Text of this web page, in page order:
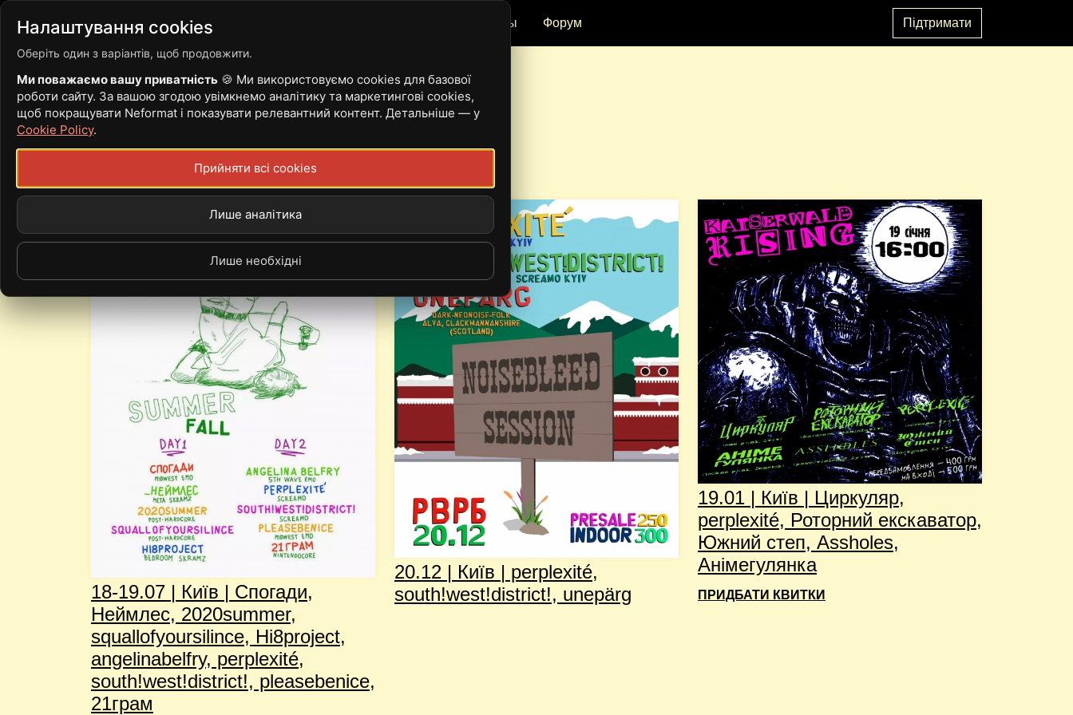
Війна Ивенты Форум Підтримати
PERPLEXITÉ
18-19.07 | Київ | Спогади,
Неймлес, 2020summer,
squallofyoursilince, Hi8project,
angelinabelfry, perplexité,
south!west!district!, pleasebenice,
21грам
20.12 | Київ | perplexité,
south!west!district!, unepärg
19.01 | Київ | Циркуляр,
perplexité, Роторний екскаватор,
Южний степ, Assholes,
Анімегулянка
ПРИДБАТИ КВИТКИ
Налаштування cookies
Оберіть один з варіантів, щоб продовжити.
Ми поважаємо вашу приватність 🍪 Ми використовуємо cookies для базової
роботи сайту. За вашою згодою увімкнемо аналітику та маркетингові cookies,
щоб покращувати Neformat і показувати релевантний контент. Детальніше — у
Cookie Policy.
Прийняти всі cookies
Лише аналітика
Лише необхідні